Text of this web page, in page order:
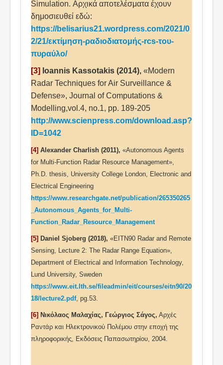
Simulation. Αρχικά αποτελέσματα έχουν
δημοσιευθεί εδώ:
https://belisarius21.wordpress.com/2021/0
2/21/εκτίμηση-ραδιοδιατομής-rcs-του-
πυραύλο/
[3] Ioannis Kassotakis (2014), «Modern
Radar Techniques for Air Surveillance &
Defense», Journal of Computations &
Modelling,vol.4, no.1, pp. 189-205
http://www.scienpress.com/download.asp?
ID=1042
[4] Alexander Charlish (2011), «Autonomous Agents
for Multi-Function Radar Resource Management»,
Ph.D. thesis, University College London, Electronic and
Electrical Engineering
https://www.researchgate.net/publication/265350265
_Autonomous_Agents_for_Multi-
Function_Radar_Resource_Management
[5] Daniel Sjoberg (2018), «EITN90 Radar and Remote
Sensing, Lecture 2: The Radar Range Equation»,
Department of Electrical and Information Technology,
Lund University, Sweden
https://www.eit.lth.se/fileadmin/eit/courses/eitn90/20
18/lecture2.pdf, pg.53.
[6] Νικόλαος Μαλαχίας, Γεώργιος Σάγος, Αρχές
Ραντάρ και Ηλεκτρονικού Πολέμου στην εποχή της
πληροφορικής, Εκδόσεις Παπασωτηρίου, 2004.